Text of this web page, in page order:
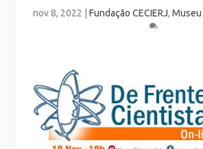
nov 8, 2022 Fundação CECIERJ, Museu